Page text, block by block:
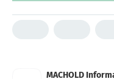
MACHOLD